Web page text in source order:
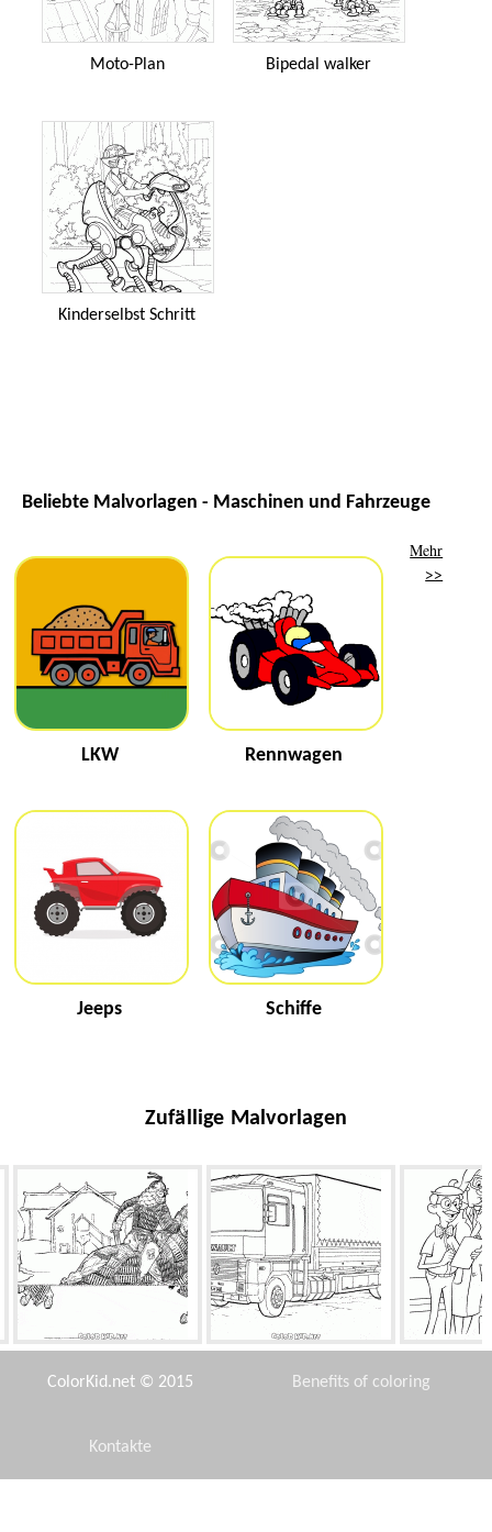
Moto-Plan Bipedal walker
Kinderselbst Schritt
Beliebte Malvorlagen - Maschinen und Fahrzeuge
LKW Rennwagen
Jeeps Schiffe
Mehr
>>
Zufällige Malvorlagen
Mongolische Krieger Renault Magnum Die
ColorKid.net © 2015 Benefits of coloring
Kontakte